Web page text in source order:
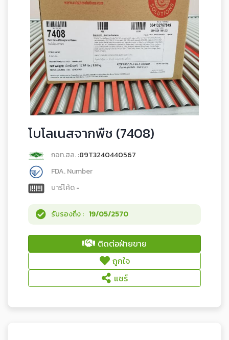
โบโลเนสจากพืช (7408)
กอท.ฮล. :89T3240440567
FDA. Number
บาร์โค้ด-
รับรองถึง : 19/05/2570
ติดต่อฝ่ายขาย
ถูกใจ
แชร์